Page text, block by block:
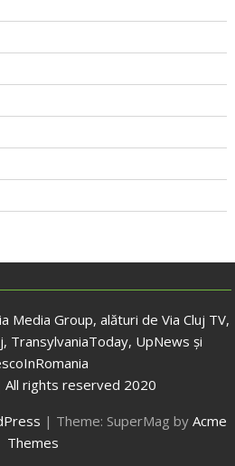
Media Group, alături de Via Cluj TV,
TransylvaniaToday, UpNews și
rights reserved 2020
| Theme: SuperMag by Acme
Themes